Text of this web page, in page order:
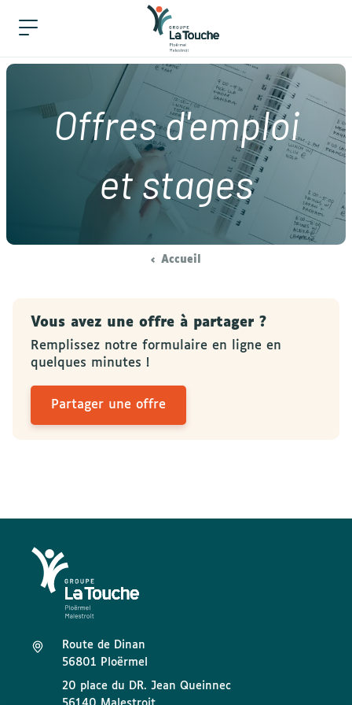
Offres d'emploi
et stages
Accueil
Vous avez une offre à partager ?
Remplissez notre formulaire en ligne en
quelques minutes !
Partager une offre
Route de Dinan
56801 Ploërmel
20 place du DR. Jean Queinnec